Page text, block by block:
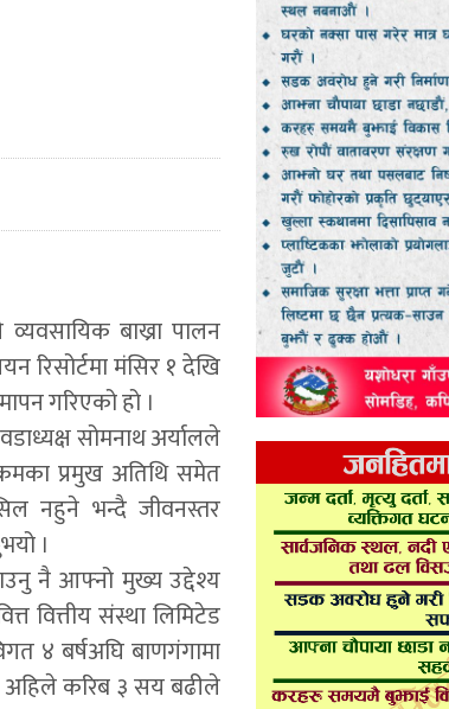
बाख्रा पालन
रिसोर्टमा मंसिर १ देखि
गरिएको हो ।
सोमनाथ अर्यालले
प्रमुख अतिथि समेत
नहुने भन्दै जीवनस्तर
।
नै आफ्नो मुख्य उद्देश्य
वित्तीय संस्था लिमिटेड
४ बर्षअघि बाणगंगामा
अहिले करिब ३ सय बढीले